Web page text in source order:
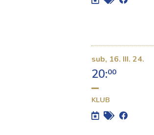
sub, 16. III. 24.
20:00
KLUB